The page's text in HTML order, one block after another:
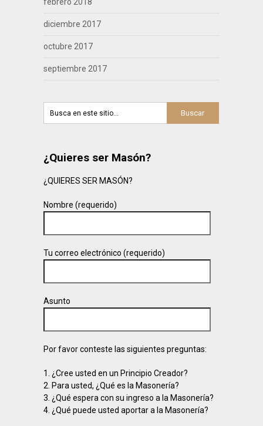
diciembre 2017
octubre 2017
septiembre 2017
¿Quieres ser Masón?
¿QUIERES SER MASÓN?
Nombre (requerido)
Tu correo electrónico (requerido)
Asunto
Por favor conteste las siguientes preguntas:
1. ¿Cree usted en un Principio Creador?
2. Para usted, ¿Qué es la Masonería?
3. ¿Qué espera con su ingreso a la Masonería?
4. ¿Qué puede usted aportar a la Masonería?